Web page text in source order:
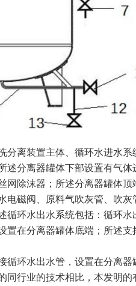
分离装置主体、循环水进水
述分离器罐体下部设置有气
网除沫器；所述分离器罐体
电磁阀、原料气吹灰管、吹
循环水出水系统包括：循环
置在分离器罐体底端；所述
循环水出水管，设置在分离
同行业的技术相比，本发明